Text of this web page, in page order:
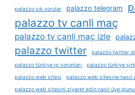
palazzo sık sorular palazzo telegram
palazzo tv canli maç
palazzo tv canli maç izle
palazzo twitter
palazzo twitter
palazzo türkiye ip sorunları
palazzo türkiye
palazzo web sitesi
palazzo web sitesine nasıl
palazzo web sitesini ziyaret edin nasıl üye